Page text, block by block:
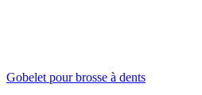
Gobelet pour brosse à dents